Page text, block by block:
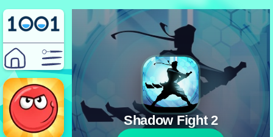
Shadow Fight 2